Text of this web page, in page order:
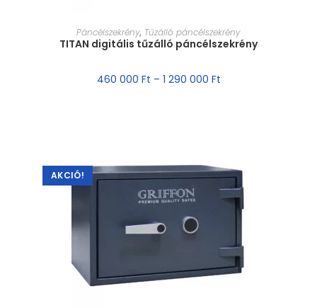
MÉRET VÁLASZTÁSA
Páncélszekrény, Tűzálló páncélszekrény
TITAN digitális tűzálló páncélszekrény
460 000 Ft – 1 290 000 Ft
AKCIÓ!